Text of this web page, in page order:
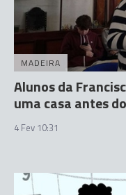
MADEIRA
Alunos da
uma casa antes
4 Fev 10:31